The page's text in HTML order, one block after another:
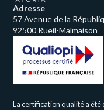
Adresse
57 Avenue de la
92500 Rueil-Malmaison
La certification qualité a été